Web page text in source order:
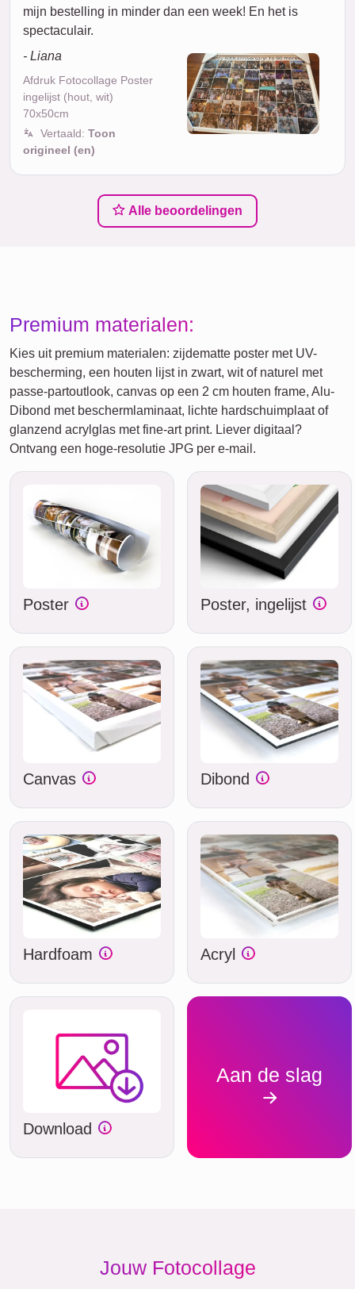
mijn bestelling in minder dan een week! En het is
spectaculair.
- Liana
Afdruk Fotocollage Poster
ingelijst (hout, wit)
70x50cm
Vertaald: Toon
origineel (en)
Alle beoordelingen
Premium materialen:
Kies uit premium materialen: zijdematte poster met UV-
bescherming, een houten lijst in zwart, wit of naturel met
passe-partoutlook, canvas op een 2 cm houten frame, Alu-
Dibond met beschermlaminaat, lichte hardschuimplaat of
glanzend acrylglas met fine-art print. Liever digitaal?
Ontvang een hoge-resolutie JPG per e-mail.
Poster Poster, ingelijst
Canvas Dibond
Hardfoam Acryl
Download
Aan de slag
Jouw Fotocollage